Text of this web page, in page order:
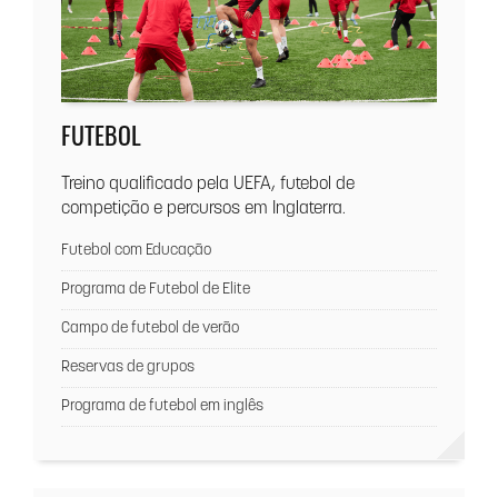
FUTEBOL
Treino qualificado pela UEFA, futebol de
competição e percursos em Inglaterra.
Futebol com Educação
Programa de Futebol de Elite
Campo de futebol de verão
Reservas de grupos
Programa de futebol em inglês